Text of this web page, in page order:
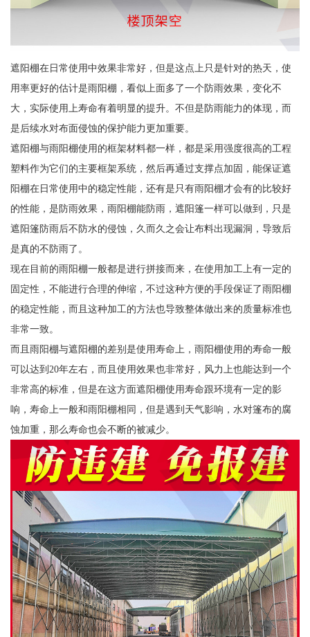
遮阳棚在日常使用中效果非常好，但是这点上只是针对的热天，使
用率更好的估计是雨阳棚，看似上面多了一个防雨效果，变化不
大，实际使用上寿命有着明显的提升。不但是防雨能力的体现，而
是后续水对布面侵蚀的保护能力更加重要。
遮阳棚与雨阳棚使用的框架材料都一样，都是采用强度很高的工程
塑料作为它们的主要框架系统，然后再通过支撑点加固，能保证遮
阳棚在日常使用中的稳定性能，还有是只有雨阳棚才会有的比较好
的性能，是防雨效果，雨阳棚能防雨，遮阳篷一样可以做到，只是
遮阳篷防雨后不防水的侵蚀，久而久之会让布料出现漏洞，导致后
是真的不防雨了。
现在目前的雨阳棚一般都是进行拼接而来，在使用加工上有一定的
固定性，不能进行合理的伸缩，不过这种方便的手段保证了雨阳棚
的稳定性能，而且这种加工的方法也导致整体做出来的质量标准也
非常一致。
而且雨阳棚与遮阳棚的差别是使用寿命上，雨阳棚使用的寿命一般
可以达到20年左右，而且使用效果也非常好，风力上也能达到一个
非常高的标准，但是在这方面遮阳棚使用寿命跟环境有一定的影
响，寿命上一般和雨阳棚相同，但是遇到天气影响，水对篷布的腐
蚀加重，那么寿命也会不断的被减少。